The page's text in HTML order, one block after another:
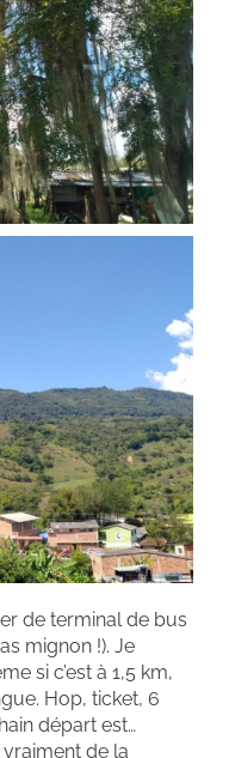
de terminal de bus
mignon !). Je
si c’est à 1,5 km,
Hop, ticket, 6
départ est…
vraiment de la